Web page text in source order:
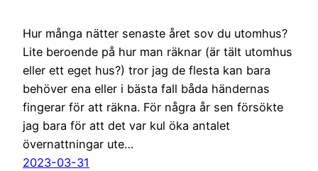
Hur många nätter senaste året sov du utomhus?
Lite beroende på hur man räknar (är tält utomhus
eller ett eget hus?) tror jag de flesta kan bara
behöver ena eller i bästa fall båda händernas
fingerar för att räkna. För några år sen försökte
jag bara för att det var kul öka antalet
övernattningar ute…
2023-03-31